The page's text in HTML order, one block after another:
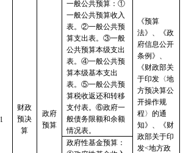
1
财政
预决
算
政府
预算
一般公共预算： ①
一般公共预算收入
表。②一般公共预
算支出表。③一般
公共预算本级支出
表。④一般公共预
算本级基本支出
表。⑤一般公共预
算税收返还和转移
支付表。⑥政府一
般债务限额和余额
情况表。
《预算
法》、《政
府信息公开
条例》、
《财政部关
于印发〈地
方预决算公
开操作规
程〉的通
知》 、《财
政部关于印
发<地方政
政府性基金预算：